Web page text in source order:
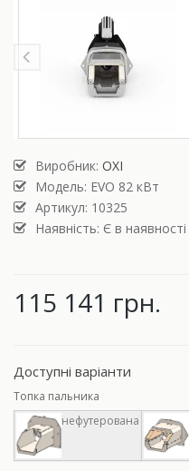
Виробник: OXI
Модель: EVO 82 кВт
Артикул: 10325
Наявність: Є в наявності
115 141 грн.
Доступні варіанти
Топка пальника
нефутерована